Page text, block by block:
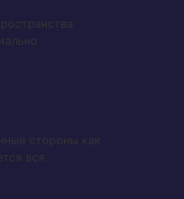
стороны как
вся